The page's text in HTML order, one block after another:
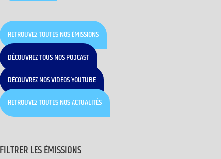
RETROUVEZ TOUTES NOS ÉMISSIONS
DÉCOUVREZ TOUS NOS PODCAST
DÉCOUVREZ NOS VIDÉOS YOUTUBE
RETROUVEZ TOUTES NOS ACTUALITÉS
FILTRER LES ÉMISSIONS